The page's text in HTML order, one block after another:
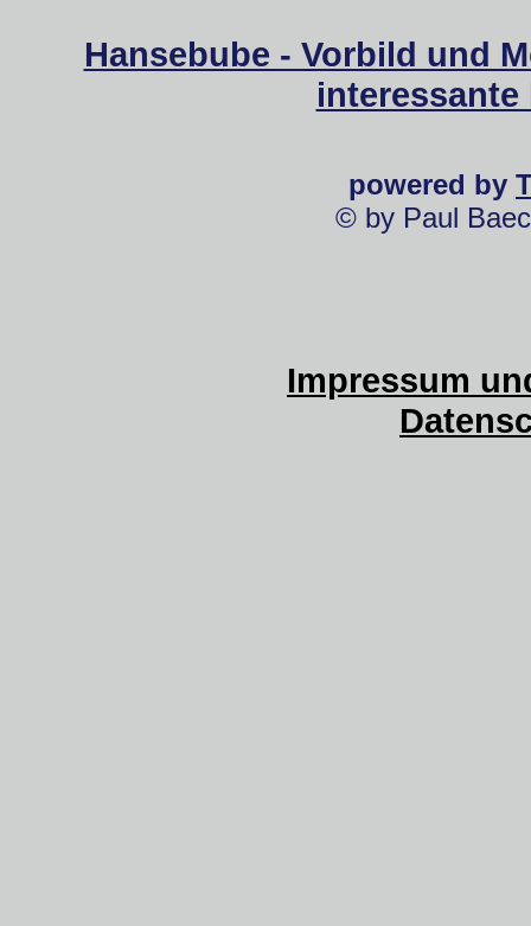
Hansebube - Vorbild und
powered by
© by Paul
Impressum